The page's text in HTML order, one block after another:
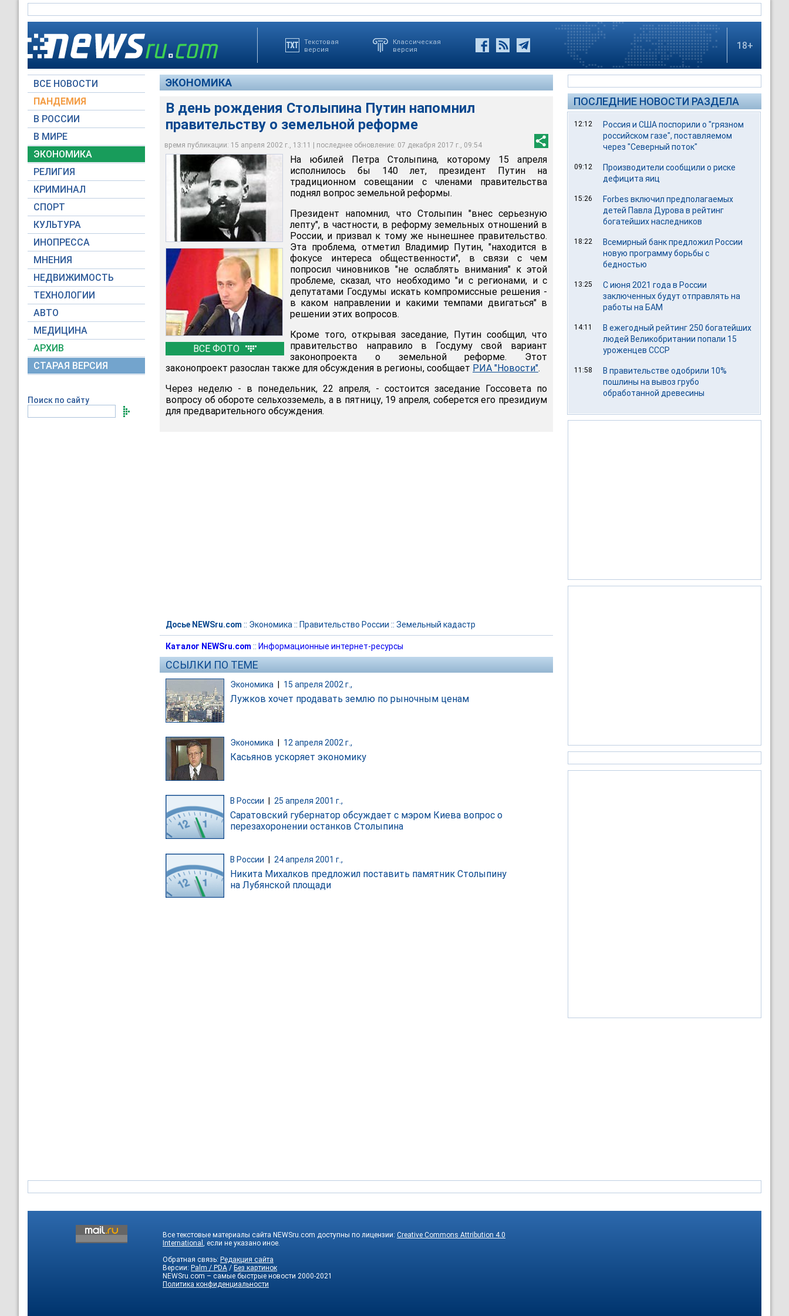
Текстовая
версия
Классическая
версия
18+
ВСЕ НОВОСТИ
ПАНДЕМИЯ
В РОССИИ
В МИРЕ
ЭКОНОМИКА
РЕЛИГИЯ
КРИМИНАЛ
СПОРТ
КУЛЬТУРА
ИНОПРЕССА
МНЕНИЯ
НЕДВИЖИМОСТЬ
ТЕХНОЛОГИИ
АВТО
МЕДИЦИНА
АРХИВ
СТАРАЯ ВЕРСИЯ
Поиск по сайту
ЭКОНОМИКА
В день рождения Столыпина Путин напомнил
правительству о земельной реформе
время публикации: 15 апреля 2002 г., 13:11 | последнее обновление: 07 декабря 2017 г., 09:54
ВСЕ ФОТО
Петр Столыпин
Архив NTVRU.com
В день рождения Столыпина Путин напомнил правительству о земельной реформе
Архив NTVRU.com
Правительство направило в Госдуму свой вариант законопроекта о земельной
реформе
Архив NTVRU.com
На юбилей Петра Столыпина, которому 15 апреля
исполнилось бы 140 лет, президент Путин на
традиционном совещании с членами правительства
поднял вопрос земельной реформы.
Президент напомнил, что Столыпин "внес серьезную
лепту", в частности, в реформу земельных отношений в
России, и призвал к тому же нынешнее правительство.
Эта проблема, отметил Владимир Путин, "находится в
фокусе интереса общественности", в связи с чем
попросил чиновников "не ослаблять внимания" к этой
проблеме, сказал, что необходимо "и с регионами, и с
депутатами Госдумы искать компромиссные решения -
в каком направлении и какими темпами двигаться" в
решении этих вопросов.
Кроме того, открывая заседание, Путин сообщил, что
правительство направило в Госдуму свой вариант
законопроекта о земельной реформе. Этот
законопроект разослан также для обсуждения в регионы, сообщает РИА "Новости".
Через неделю - в понедельник, 22 апреля, - состоится заседание Госсовета по
вопросу об обороте сельхозземель, а в пятницу, 19 апреля, соберется его президиум
для предварительного обсуждения.
Досье NEWSru.com :: Экономика :: Правительство России :: Земельный кадастр
Каталог NEWSru.com :: Информационные интернет-ресурсы
ССЫЛКИ ПО ТЕМЕ
Экономика 15 апреля 2002 г.,
Лужков хочет продавать землю по рыночным ценам
Экономика 12 апреля 2002 г.,
Касьянов ускоряет экономику
В России 25 апреля 2001 г.,
Саратовский губернатор обсуждает с мэром Киева вопрос о
перезахоронении останков Столыпина
В России 24 апреля 2001 г.,
Никита Михалков предложил поставить памятник Столыпину
на Лубянской площади
ПОСЛЕДНИЕ НОВОСТИ РАЗДЕЛА
12:12
Россия и США поспорили о "грязном
российском газе", поставляемом
через "Северный поток"
09:12
Производители сообщили о риске
дефицита яиц
15:26
Forbes включил предполагаемых
детей Павла Дурова в рейтинг
богатейших наследников
18:22
Всемирный банк предложил России
новую программу борьбы с
бедностью
13:25
С июня 2021 года в России
заключенных будут отправлять на
работы на БАМ
14:11
В ежегодный рейтинг 250 богатейших
людей Великобритании попали 15
уроженцев СССР
11:58
В правительстве одобрили 10%
пошлины на вывоз грубо
обработанной древесины
Все текстовые материалы сайта NEWSru.com доступны по лицензии: Creative Commons Attribution 4.0
International
, если не указано иное.
Обратная связь: Редакция сайта
Версии: Palm / PDA / Без картинок
NEWSru.com – самые быстрые новости 2000-2021
Политика конфиденциальности